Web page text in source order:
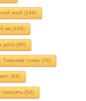
клуб (149)
вік(104)
дата (88)
Тижнева глава (74)
(64)
(54)